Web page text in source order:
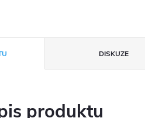
DISKUZE
produktu